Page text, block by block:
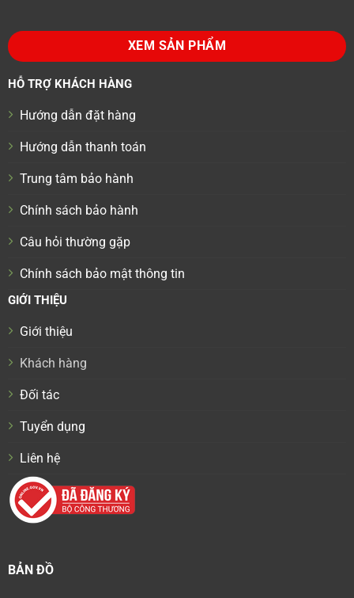
XEM SẢN PHẨM
HỖ TRỢ KHÁCH HÀNG
Hướng dẫn đặt hàng
Hướng dẫn thanh toán
Trung tâm bảo hành
Chính sách bảo hành
Câu hỏi thường gặp
Chính sách bảo mật thông tin
GIỚI THIỆU
Giới thiệu
Khách hàng
Đối tác
Tuyển dụng
Liên hệ
BẢN ĐỒ